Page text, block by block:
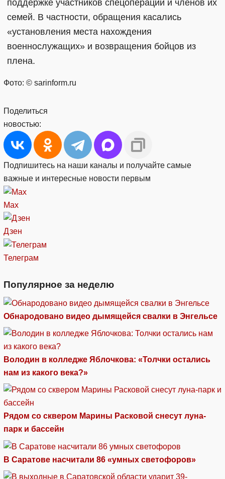
поддержке участников спецоперации и членов их
семей. В частности, обращения касались
«установления места нахождения
военнослужащих» и возвращения бойцов из
плена.
Фото: © sarinform.ru
Поделиться
новостью:
Подпишитесь на наши каналы и получайте самые
важные и интересные новости первым
Max
Дзен
Телеграм
Популярное за неделю
Обнародовано видео дымящейся свалки в Энгельсе
Володин в колледже Яблочкова: «Толчки остались
нам из какого века?»
Рядом со сквером Марины Расковой снесут луна-
парк и бассейн
В Саратове насчитали 86 «умных светофоров»